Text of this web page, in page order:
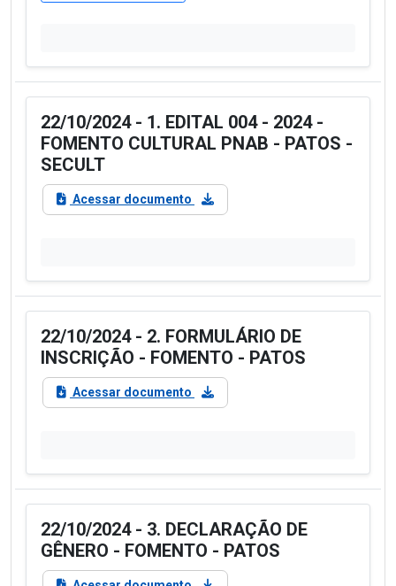
22/10/2024 - 1. EDITAL 004 - 2024 -
FOMENTO CULTURAL PNAB - PATOS -
SECULT
Acessar documento
22/10/2024 - 2. FORMULÁRIO DE
INSCRIÇÃO - FOMENTO - PATOS
Acessar documento
22/10/2024 - 3. DECLARAÇÃO DE
GÊNERO - FOMENTO - PATOS